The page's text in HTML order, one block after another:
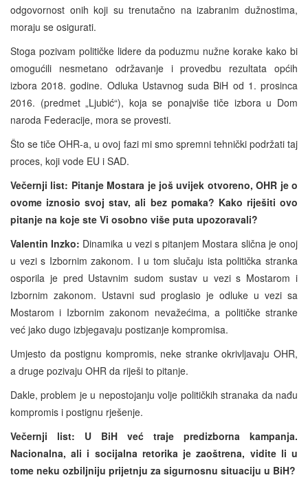
odgovornost onih koji su trenutačno na izabranim dužnostima,
moraju se osigurati.
Stoga pozivam političke lidere da poduzmu nužne korake kako bi
omogućili nesmetano održavanje i provedbu rezultata općih
izbora 2018. godine. Odluka Ustavnog suda BiH od 1. prosinca
2016. (predmet „Ljubić“), koja se ponajviše tiče izbora u Dom
naroda Federacije, mora se provesti.
Što se tiče OHR-a, u ovoj fazi mi smo spremni tehnički podržati taj
proces, koji vode EU i SAD.
Večernji list: Pitanje Mostara je još uvijek otvoreno, OHR je o
ovome iznosio svoj stav, ali bez pomaka? Kako riješiti ovo
pitanje na koje ste Vi osobno više puta upozoravali?
Valentin Inzko: Dinamika u vezi s pitanjem Mostara slična je onoj
u vezi s Izbornim zakonom. I u tom slučaju ista politička stranka
osporila je pred Ustavnim sudom sustav u vezi s Mostarom i
Izbornim zakonom. Ustavni sud proglasio je odluke u vezi sa
Mostarom i Izbornim zakonom nevažećima, a političke stranke
već jako dugo izbjegavaju postizanje kompromisa.
Umjesto da postignu kompromis, neke stranke okrivljavaju OHR,
a druge pozivaju OHR da riješi to pitanje.
Dakle, problem je u nepostojanju volje političkih stranaka da nađu
kompromis i postignu rješenje.
Večernji list: U BiH već traje predizborna kampanja.
Nacionalna, ali i socijalna retorika je zaoštrena, vidite li u
tome neku ozbiljniju prijetnju za sigurnosnu situaciju u BiH?